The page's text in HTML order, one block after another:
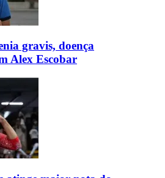
gravis, doença
Alex Escobar